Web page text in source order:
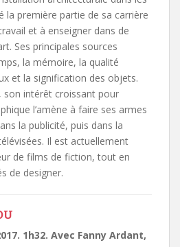
la première partie de sa carrière
et à enseigner dans de
Ses principales sources
la mémoire, la qualité
et la signification des objets.
son intérêt croissant pour
l’amène à faire ses armes
la publicité, puis dans la
Il est actuellement
de films de fiction, tout en
de designer.
1h32. Avec Fanny Ardant,